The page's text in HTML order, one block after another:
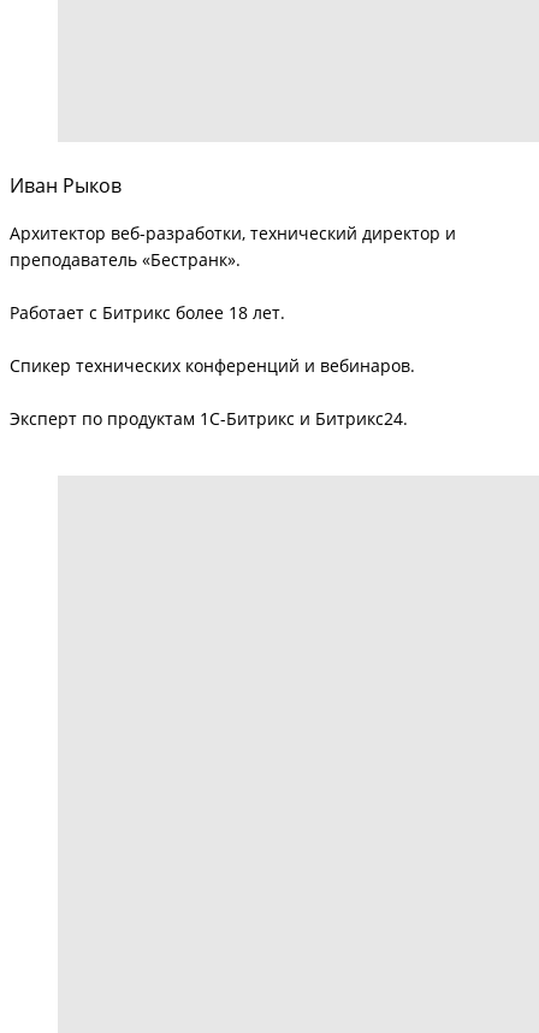
Иван Рыков
Архитектор веб-разработки, технический директор и
преподаватель «Бестранк».
Работает с Битрикс более 18 лет.
Спикер технических конференций и вебинаров.
Эксперт по продуктам 1С-Битрикс и Битрикс24.